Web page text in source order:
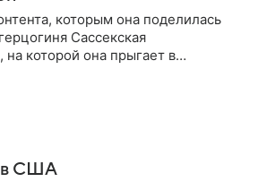
которым она поделилась
Сассекская
которой она прыгает в
в США